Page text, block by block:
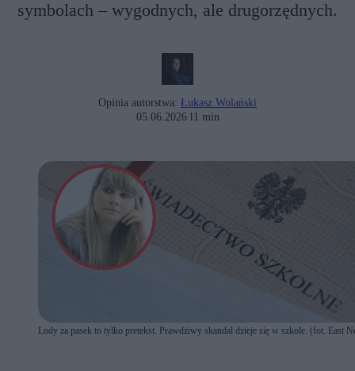
symbolach – wygodnych, ale drugorzędnych.
Opinia autorstwa: Łukasz Wolański
05.06.2026 11 min
Lody za pasek to tylko pretekst. Prawdziwy skandal dzieje się w szkole. (fot. East